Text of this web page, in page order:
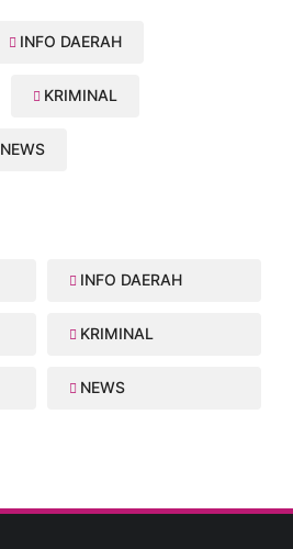
INFO DAERAH
KRIMINAL
NEWS
INFO DAERAH
KRIMINAL
NEWS